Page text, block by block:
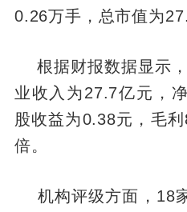
0.26万手，总市值为
根据财报数据显示
业收入为27.7亿元，
股收益为0.38元，毛
倍。
机构评级方面，18